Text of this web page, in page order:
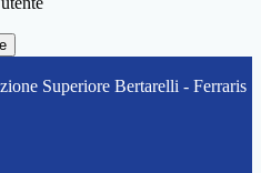
Superiore Bertarelli - Ferraris